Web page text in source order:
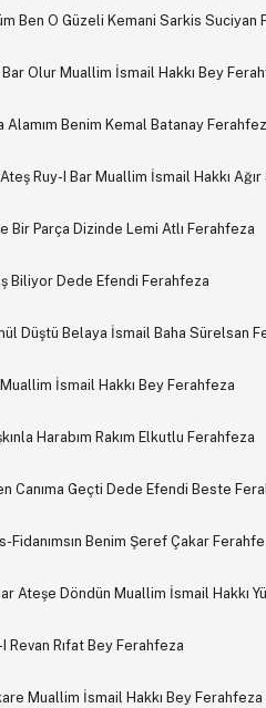
Ben O Güzeli Kemani Sarkis Suciyan
Bar Olur Muallim İsmail Hakkı Bey
Benim Kemal Batanay
Ruy-I Bar Muallim İsmail Hakkı
Bir Parça Dizinde Lemi Atlı Ferahfeza
Biliyor Dede Efendi Ferahfeza
Düştü Belaya İsmail Baha Sürelsan
İsmail Hakkı Bey Ferahfeza
Harabım Rakım Elkutlu Ferahfeza
Canıma Geçti Dede Efendi Beste
Fidanımsın Benim Şeref Çakar
Ateşe Döndün Muallim İsmail Hakkı
Revan Rıfat Bey Ferahfeza
Muallim İsmail Hakkı Bey Ferahfeza